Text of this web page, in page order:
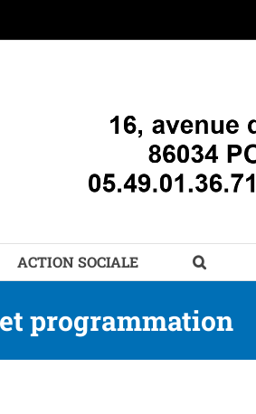
ACTION SOCIALE
programmation